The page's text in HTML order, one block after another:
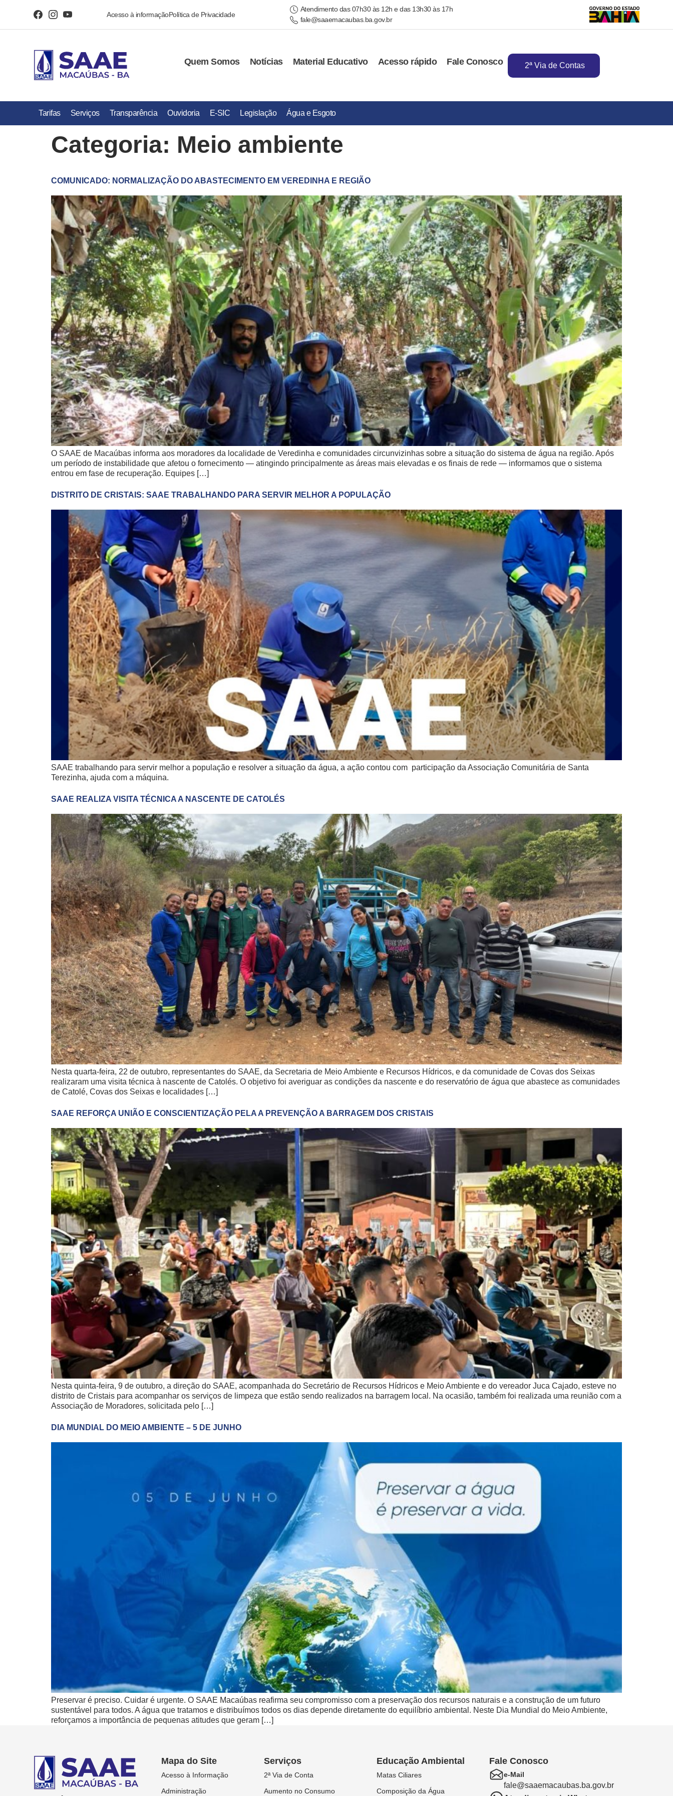
Acesso à informaçãoPolítica de Privacidade
Atendimento das 07h30 às 12h e das 13h30 às 17h
fale@saaemacaubas.ba.gov.br
Quem Somos Notícias Material Educativo Acesso rápido Fale Conosco 2ª Via de Contas
Tarifas Serviços Transparência Ouvidoria E-SIC Legislação Água e Esgoto
Categoria: Meio ambiente
COMUNICADO: NORMALIZAÇÃO DO ABASTECIMENTO EM VEREDINHA E REGIÃO
O SAAE de Macaúbas informa aos moradores da localidade de Veredinha e comunidades circunvizinhas sobre a situação do sistema de água na região. Após
um período de instabilidade que afetou o fornecimento — atingindo principalmente as áreas mais elevadas e os finais de rede — informamos que o sistema
entrou em fase de recuperação. Equipes […]
DISTRITO DE CRISTAIS: SAAE TRABALHANDO PARA SERVIR MELHOR A POPULAÇÃO
SAAE trabalhando para servir melhor a população e resolver a situação da água, a ação contou com participação da Associação Comunitária de Santa
Terezinha, ajuda com a máquina.
SAAE REALIZA VISITA TÉCNICA A NASCENTE DE CATOLÉS
Nesta quarta-feira, 22 de outubro, representantes do SAAE, da Secretaria de Meio Ambiente e Recursos Hídricos, e da comunidade de Covas dos Seixas
realizaram uma visita técnica à nascente de Catolés. O objetivo foi averiguar as condições da nascente e do reservatório de água que abastece as comunidades
de Catolé, Covas dos Seixas e localidades […]
SAAE REFORÇA UNIÃO E CONSCIENTIZAÇÃO PELA A PREVENÇÃO A BARRAGEM DOS CRISTAIS
Nesta quinta-feira, 9 de outubro, a direção do SAAE, acompanhada do Secretário de Recursos Hídricos e Meio Ambiente e do vereador Juca Cajado, esteve no
distrito de Cristais para acompanhar os serviços de limpeza que estão sendo realizados na barragem local. Na ocasião, também foi realizada uma reunião com a
Associação de Moradores, solicitada pelo […]
DIA MUNDIAL DO MEIO AMBIENTE – 5 DE JUNHO
Preservar é preciso. Cuidar é urgente. O SAAE Macaúbas reafirma seu compromisso com a preservação dos recursos naturais e a construção de um futuro
sustentável para todos. A água que tratamos e distribuímos todos os dias depende diretamente do equilíbrio ambiental. Neste Dia Mundial do Meio Ambiente,
reforçamos a importância de pequenas atitudes que geram […]
Mapa do Site
Acesso à Informação
Administração
Serviços
2ª Via de Conta
Aumento no Consumo
Educação Ambiental
Matas Ciliares
Composição da Água
Fale Conosco
e-Mail
fale@saaemacaubas.ba.gov.br